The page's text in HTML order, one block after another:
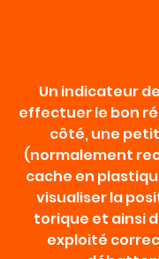
Un indicateur
effectuer le bon
côté, une
(normalement
cache en
visualiser la
torique et ainsi
exploité